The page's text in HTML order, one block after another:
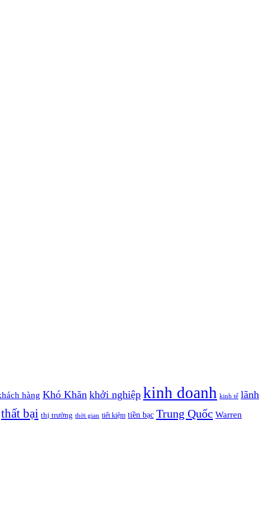
hàng Khó Khăn khởi nghiệp kinh doanh kinh tế lãnh
thất bại thị trường thời gian tiết kiệm tiền bạc Trung Quốc Warren